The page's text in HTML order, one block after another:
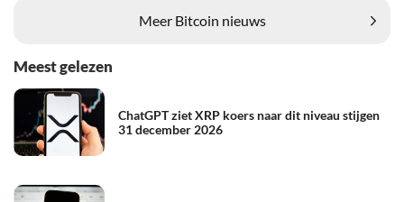
Meer Bitcoin nieuws
Meest gelezen
ChatGPT ziet XRP koers naar dit niveau stijgen
31 december 2026